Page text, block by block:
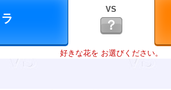
VS
？
好きな花を お選びください。